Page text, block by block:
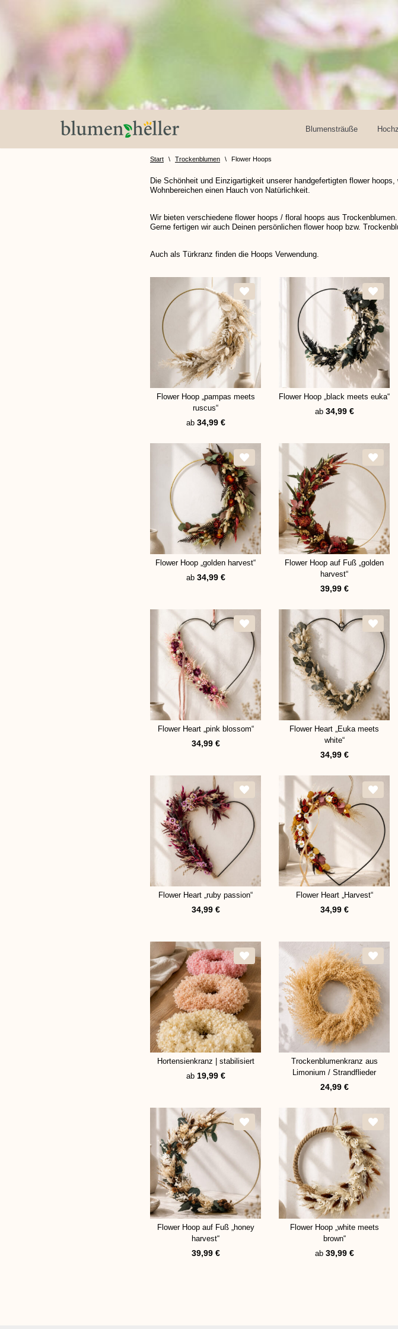
Blumensträuße
Start \ Trockenblumen \ Flower Hoops
Die Schönheit und Einzigartigkeit unserer handgefertigten flower
Wohnbereichen einen Hauch von Natürlichkeit.
Wir bieten verschiedene flower hoops / floral hoops aus Trockenblumen.
Gerne fertigen wir auch Deinen persönlichen flower hoop bzw.
Auch als Türkranz finden die Hoops Verwendung.
Flower Hoop „pampas meets
ruscus“
ab 34,99 €
Flower Hoop „black meets euka“
ab 34,99 €
Flower Hoop „golden harvest“
ab 34,99 €
Flower Hoop auf Fuß „golden
harvest“
39,99 €
Flower Heart „pink blossom“
34,99 €
Flower Heart „Euka meets
white“
34,99 €
Flower Heart „ruby passion“
34,99 €
Flower Heart „Harvest“
34,99 €
Hortensienkranz | stabilisiert
ab 19,99 €
Trockenblumenkranz aus
Limonium / Strandflieder
24,99 €
Flower Hoop auf Fuß „honey
harvest“
39,99 €
Flower Hoop „white meets
brown“
ab 39,99 €